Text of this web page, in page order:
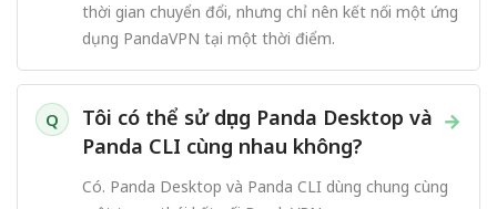
thời gian chuyển đổi, nhưng chỉ nên kết nối một ứng
dụng PandaVPN tại một thời điểm.
Q →
Tôi có thể sử dụng Panda Desktop và
Panda CLI cùng nhau không?
Có. Panda Desktop và Panda CLI dùng chung cùng